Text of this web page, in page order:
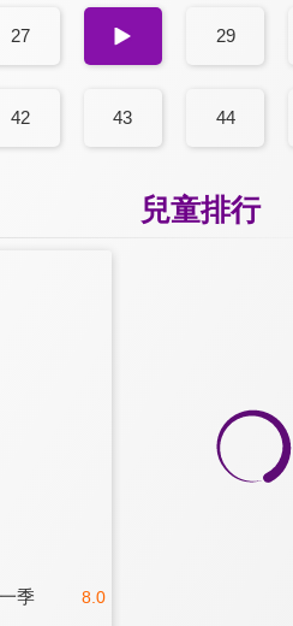
27 28 29
42 43 44
兒童排行
8.0
季